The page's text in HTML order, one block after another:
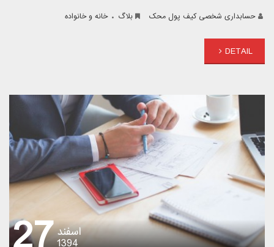
حسابداری شخصی کیف پول محک بلاگ . خانه و خانواده
DETAIL
اسفند
1394